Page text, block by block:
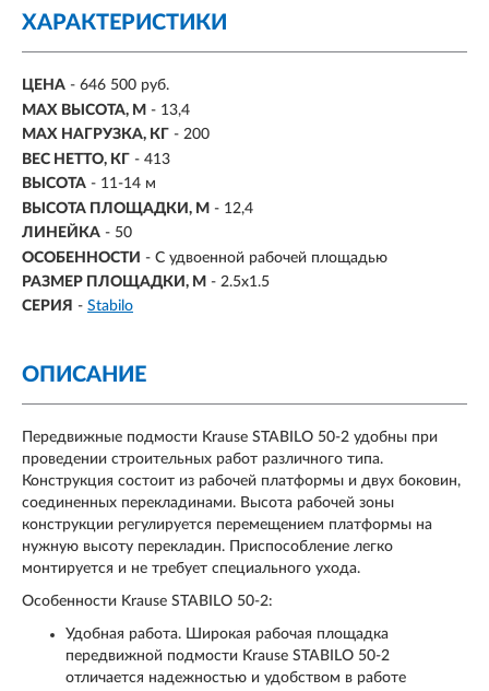
ХАРАКТЕРИСТИКИ
ЦЕНА - 646 500 руб.
MAX ВЫСОТА, М - 13,4
MAX НАГРУЗКА, КГ - 200
ВЕС НЕТТО, КГ - 413
ВЫСОТА - 11-14 м
ВЫСОТА ПЛОЩАДКИ, М - 12,4
ЛИНЕЙКА - 50
ОСОБЕННОСТИ - С удвоенной рабочей площадью
РАЗМЕР ПЛОЩАДКИ, М - 2.5х1.5
СЕРИЯ - Stabilo
ОПИСАНИЕ
Передвижные подмости Krause STABILO 50-2 удобны при
проведении строительных работ различного типа.
Конструкция состоит из рабочей платформы и двух боковин,
соединенных перекладинами. Высота рабочей зоны
конструкции регулируется перемещением платформы на
нужную высоту перекладин. Приспособление легко
монтируется и не требует специального ухода.
Особенности Krause STABILO 50-2:
Удобная работа. Широкая рабочая площадка
передвижной подмости Krause STABILO 50-2
отличается надежностью и удобством в работе